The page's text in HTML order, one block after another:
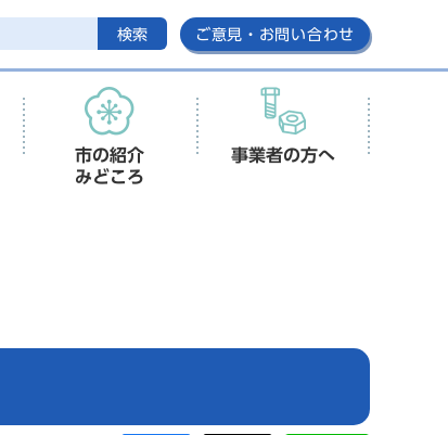
検索 ご意見・お問い合わせ
市の紹介
みどころ
事業者の方へ